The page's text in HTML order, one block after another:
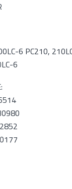
6 PC210,
6